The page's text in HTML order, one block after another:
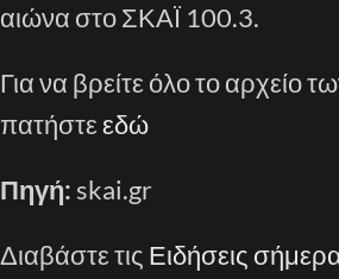
αιώνα στο ΣΚΑΪ 100.3.
Για να βρείτε όλο το αρχείο
πατήστεεδώ
Πηγή: skai.gr
Διαβάστε τις Ειδήσεις